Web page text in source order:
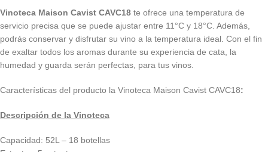
Vinoteca Maison Cavist CAVC18 te ofrece una temperatura de
servicio precisa que se puede ajustar entre 11°C y 18°C. Además,
podrás conservar y disfrutar su vino a la temperatura ideal. Con el fin
de exaltar todos los aromas durante su experiencia de cata, la
humedad y guarda serán perfectas, para tus vinos.
Características del producto la Vinoteca Maison Cavist CAVC18:
Descripción de la Vinoteca
Capacidad: 52L – 18 botellas